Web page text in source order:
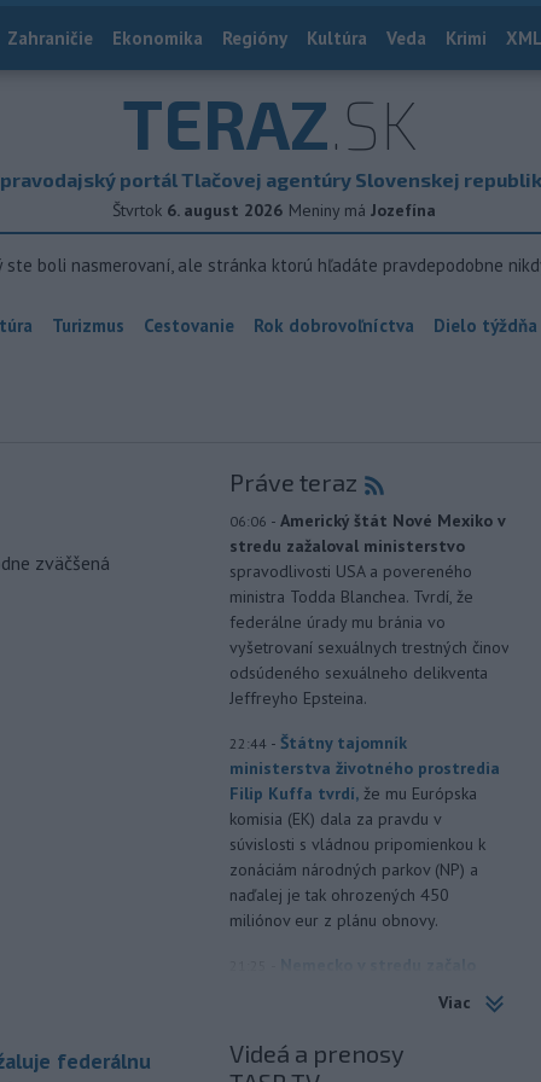
Zahraničie Ekonomika Regióny Kultúra Veda Krimi
TERAZ.SK
portál Tlačovej agentúry Slovenskej
Štvrtok 6. august 2026 Meniny má Jozefína
ste boli nasmerovaní, ale stránka ktorú hľadáte pravdepodobne
Turizmus Cestovanie Rok dobrovoľníctva Dielo týždňa
zväčšená
federálnu
Práve teraz
06:06 - Americký štát Nové Mexiko v
stredu zažaloval ministerstvo
spravodlivosti USA a povereného
ministra Todda Blanchea. Tvrdí, že
federálne úrady mu bránia vo
vyšetrovaní sexuálnych trestných činov
odsúdeného sexuálneho delikventa
Jeffreyho Epsteina.
22:44 - Štátny tajomník
ministerstva životného prostredia
Filip Kuffa tvrdí, že mu Európska
komisia (EK) dala za pravdu v
súvislosti s vládnou pripomienkou k
zonáciám národných parkov (NP) a
naďalej je tak ohrozených 450
miliónov eur z plánu obnovy.
vyšetrovanie po tom, ako sa v noci
blízkosti vzletovej a pristávacej
dráhy na letisku Lipsko/Halle našiel
dron naložený výbušninami.
Viac
Videá a prenosy